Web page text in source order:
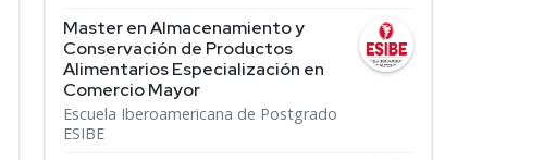
Master en Almacenamiento y
Conservación de Productos
Alimentarios Especialización en
Comercio Mayor
Escuela Iberoamericana de Postgrado
ESIBE